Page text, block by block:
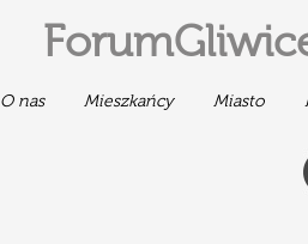
O nas Mieszkańcy Miasto